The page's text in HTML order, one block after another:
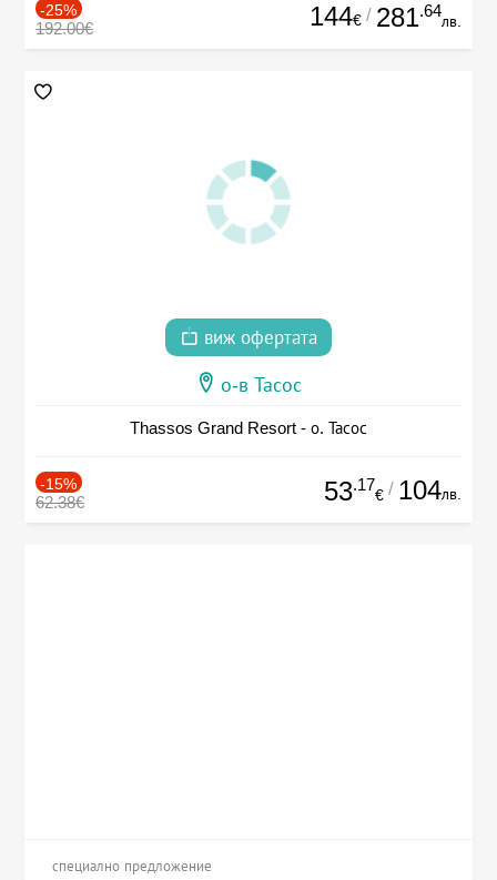
-25%
192.00€ 144€ / 281.64
лв.
виж офертата
о-в Тасос
Thassos Grand Resort - о. Тасос
-15%
62.38€ 53.17
€ / 104лв.
специално предложение